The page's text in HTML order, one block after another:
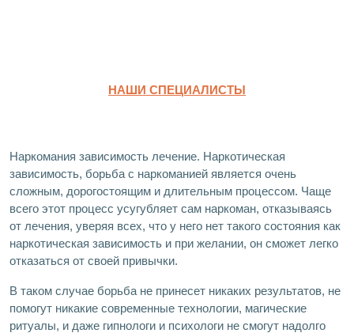
НАШИ СПЕЦИАЛИСТЫ
Наркомания зависимость лечение. Наркотическая
зависимость, борьба с наркоманией является очень
сложным, дорогостоящим и длительным процессом. Чаще
всего этот процесс усугубляет сам наркоман, отказываясь
от лечения, уверяя всех, что у него нет такого состояния как
наркотическая зависимость и при желании, он сможет легко
отказаться от своей привычки.
В таком случае борьба не принесет никаких результатов, не
помогут никакие современные технологии, магические
ритуалы, и даже гипнологи и психологи не смогут надолго